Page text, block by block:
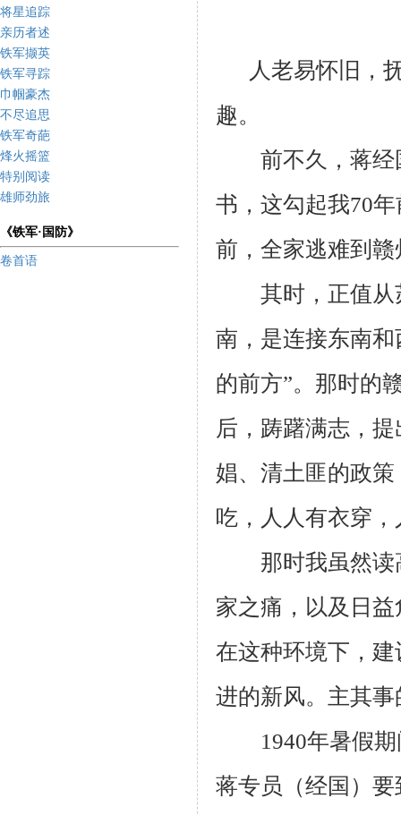
将星追踪
亲历者述
铁军撷英
铁军寻踪
巾帼豪杰
不尽追思
铁军奇葩
烽火摇篮
特别阅读
雄师劲旅
《铁军·国防》
卷首语
人老易怀旧，抚
趣。
前不久，蒋经
书，这勾起我70年
前，全家逃难到赣
其时，正值从
南，是连接东南
的前方”。那时的
后，踌躇满志，
娼、清土匪的政
吃，人人有衣穿
那时我虽然读
家之痛，以及日
在这种环境下，
进的新风。主其
1940年暑假
蒋专员（经国）